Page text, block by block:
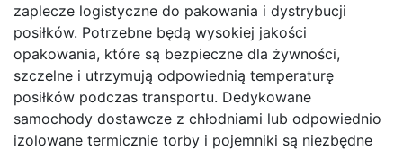
zaplecze logistyczne do pakowania i dystrybucji
posiłków. Potrzebne będą wysokiej jakości
opakowania, które są bezpieczne dla żywności,
szczelne i utrzymują odpowiednią temperaturę
posiłków podczas transportu. Dedykowane
samochody dostawcze z chłodniami lub odpowiednio
izolowane termicznie torby i pojemniki są niezbędne